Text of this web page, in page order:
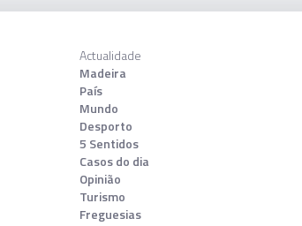
Actualidade
Madeira
País
Mundo
Desporto
5 Sentidos
Casos do dia
Opinião
Turismo
Freguesias